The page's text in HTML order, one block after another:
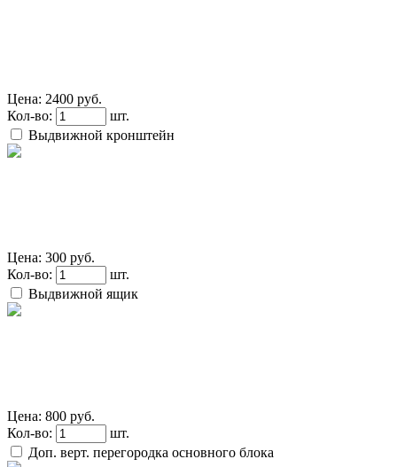
Цена: 2400 руб.
Кол-во:
шт.
Выдвижной кронштейн
Цена: 300 руб.
Кол-во:
шт.
Выдвижной ящик
Цена: 800 руб.
Кол-во:
шт.
Доп. верт. перегородка основного блока